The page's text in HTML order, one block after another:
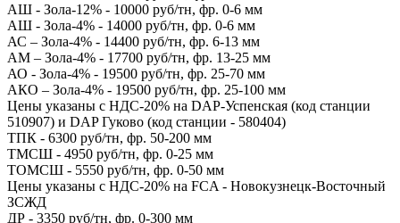
АШ - Зола-12% - 10000 руб/тн, фр. 0-6 мм
АШ - Зола-4% - 14000 руб/тн, фр. 0-6 мм
АС – Зола-4% - 14400 руб/тн, фр. 6-13 мм
АМ – Зола-4% - 17700 руб/тн, фр. 13-25 мм
АО - Зола-4% - 19500 руб/тн, фр. 25-70 мм
АКО – Зола-4% - 19500 руб/тн, фр. 25-100 мм
Цены указаны с НДС-20% на DAP-Успенская (код станции
510907) и DAP Гуково (код станции - 580404)
ТПК - 6300 руб/тн, фр. 50-200 мм
ТМСШ - 4950 руб/тн, фр. 0-25 мм
ТОМСШ - 5550 руб/тн, фр. 0-50 мм
Цены указаны с НДС-20% на FCA - Новокузнецк-Восточный
ЗСЖД
ДР - 3350 руб/тн, фр. 0-300 мм